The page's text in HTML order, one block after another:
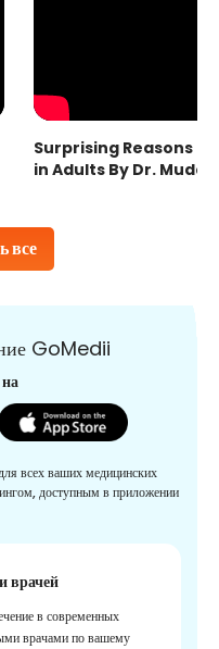
все
Surprising Reasons
in Adults By Dr.
GoMedii
всех ваших медицинских
доступным в приложении
врачей
в современных
врачами по вашему